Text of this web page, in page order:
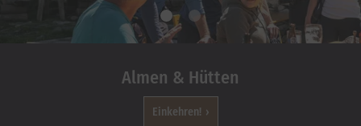
Almen & Hütten
Einkehren!